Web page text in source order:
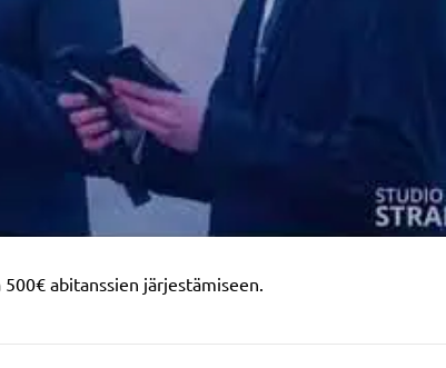
abitanssien järjestämiseen.